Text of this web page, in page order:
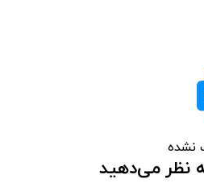
نشده
نظر می‌دهید